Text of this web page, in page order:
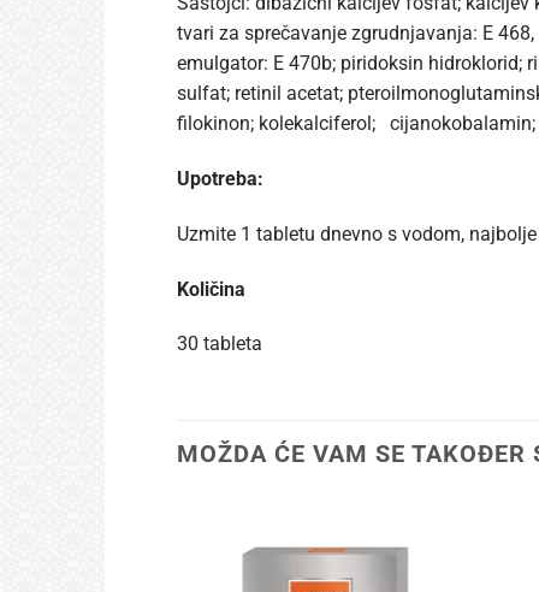
tvari za sprečavanje zgrudnjavanja: E
emulgator: E 470b; piridoksin hidroklorid;
sulfat; retinil acetat;
filokinon; kolekalciferol; cijanokobalamin;
Upotreba:
Uzmite 1 tabletu dnevno s vodom,
Količina
30 tableta
MOŽDA ĆE VAM SE